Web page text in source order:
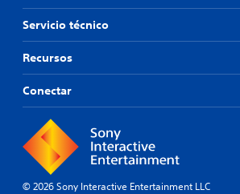
Servicio técnico
Recursos
Conectar
© 2026 Sony Interactive Entertainment LLC